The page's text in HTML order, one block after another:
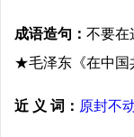
成语造句： 不要在
★毛泽东《在中国
近 义 词： 原封不